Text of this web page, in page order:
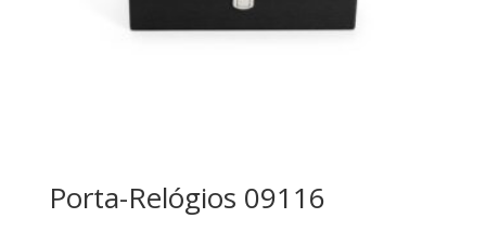
Porta-Relógios 09116